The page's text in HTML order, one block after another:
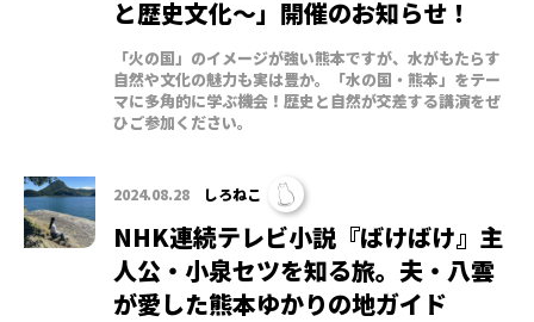
と歴史文化～」開催のお知らせ！
「火の国」のイメージが強い熊本ですが、水がもたらす
自然や文化の魅力も実は豊か。「水の国・熊本」をテー
マに多角的に学ぶ機会！歴史と自然が交差する講演をぜ
ひご参加ください。
2024.08.28 しろねこ
NHK連続テレビ小説『ばけばけ』主
人公・小泉セツを知る旅。夫・八雲
が愛した熊本ゆかりの地ガイド